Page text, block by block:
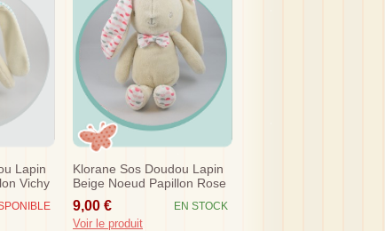
Lapin
Vichy
Klorane Sos Doudou Lapin
Beige Noeud Papillon Rose
Vert
9,00 € EN STOCK
Voir le produit